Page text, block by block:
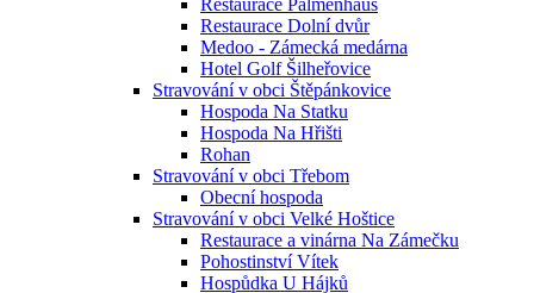
Restaurace Palmenhaus
Restaurace Dolní dvůr
Medoo - Zámecká medárna
Hotel Golf Šilheřovice
Stravování v obci Štěpánkovice
Hospoda Na Statku
Hospoda Na Hřišti
Rohan
Stravování v obci Třebom
Obecní hospoda
Stravování v obci Velké Hoštice
Restaurace a vinárna Na Zámečku
Pohostinství Vítek
Hospůdka U Hájků